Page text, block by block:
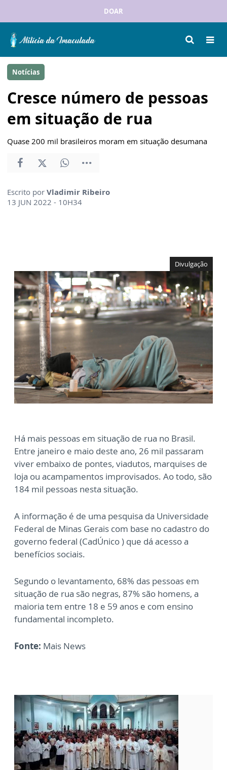
DOAR
Notícias
Cresce número de pessoas
em situação de rua
Quase 200 mil brasileiros moram em situação desumana
Escrito por Vladimir Ribeiro
13 JUN 2022 - 10H34
Divulgação
Há mais pessoas em situação de rua no Brasil.
Entre janeiro e maio deste ano, 26 mil passaram
viver embaixo de pontes, viadutos, marquises de
loja ou acampamentos improvisados. Ao todo, são
184 mil pessoas nesta situação.
A informação é de uma pesquisa da Universidade
Federal de Minas Gerais com base no cadastro do
governo federal (CadÚnico ) que dá acesso a
benefícios sociais.
Segundo o levantamento, 68% das pessoas em
situação de rua são negras, 87% são homens, a
maioria tem entre 18 e 59 anos e com ensino
fundamental incompleto.
Fonte: Mais News